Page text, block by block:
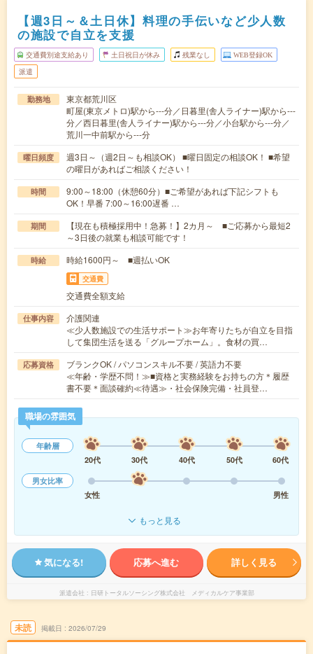
【週3日～＆土日休】料理の手伝いなど少人数
の施設で自立を支援
交通費別途支給あり 土日祝日が休み 残業なし WEB登録OK
派遣
勤務地
東京都荒川区
町屋(東京メトロ)駅から---分／日暮里(舎人ライナー)駅から---
分／西日暮里(舎人ライナー)駅から---分／小台駅から---分／
荒川一中前駅から---分
曜日頻度
週3日～（週2日～も相談OK） ■曜日固定の相談OK！ ■希望
の曜日があればご相談ください！
時間
9:00～18:00（休憩60分）■ご希望があれば下記シフトも
OK！早番 7:00～16:00遅番 …
期間
【現在も積極採用中！急募！】2カ月～ ■ご応募から最短2
～3日後の就業も相談可能です！
時給 時給1600円～ ■週払いOK
交通費
交通費全額支給
仕事内容
介護関連
≪少人数施設での生活サポート≫お年寄りたちが自立を目指
して集団生活を送る「グループホーム」。食材の買…
応募資格
ブランクOK / パソコンスキル不要 / 英語力不要
≪年齢・学歴不問！≫■資格と実務経験をお持ちの方＊履歴
書不要＊面談確約≪待遇≫・社会保険完備・社員登…
職場の雰囲気
年齢層
20代
30代 40代 50代
60代
男女比率
女性
男性
もっと見る
気になる! 応募へ進む 詳しく見る
派遣会社 日研トータルソーシング株式会社 メディカルケア事業部
未読 掲載日 2026/07/29